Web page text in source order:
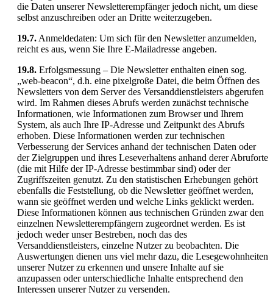
die Daten unserer Newsletterempfänger jedoch nicht, um diese
selbst anzuschreiben oder an Dritte weiterzugeben.
19.7. Anmeldedaten: Um sich für den Newsletter anzumelden,
reicht es aus, wenn Sie Ihre E-Mailadresse angeben.
19.8. Erfolgsmessung – Die Newsletter enthalten einen sog.
„web-beacon“, d.h. eine pixelgroße Datei, die beim Öffnen des
Newsletters von dem Server des Versanddienstleisters abgerufen
wird. Im Rahmen dieses Abrufs werden zunächst technische
Informationen, wie Informationen zum Browser und Ihrem
System, als auch Ihre IP-Adresse und Zeitpunkt des Abrufs
erhoben. Diese Informationen werden zur technischen
Verbesserung der Services anhand der technischen Daten oder
der Zielgruppen und ihres Leseverhaltens anhand derer Abruforte
(die mit Hilfe der IP-Adresse bestimmbar sind) oder der
Zugriffszeiten genutzt. Zu den statistischen Erhebungen gehört
ebenfalls die Feststellung, ob die Newsletter geöffnet werden,
wann sie geöffnet werden und welche Links geklickt werden.
Diese Informationen können aus technischen Gründen zwar den
einzelnen Newsletterempfängern zugeordnet werden. Es ist
jedoch weder unser Bestreben, noch das des
Versanddienstleisters, einzelne Nutzer zu beobachten. Die
Auswertungen dienen uns viel mehr dazu, die Lesegewohnheiten
unserer Nutzer zu erkennen und unsere Inhalte auf sie
anzupassen oder unterschiedliche Inhalte entsprechend den
Interessen unserer Nutzer zu versenden.